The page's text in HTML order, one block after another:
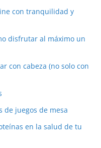
con tranquilidad y
disfrutar al máximo un
con cabeza (no solo con
de juegos de mesa
en la salud de tu